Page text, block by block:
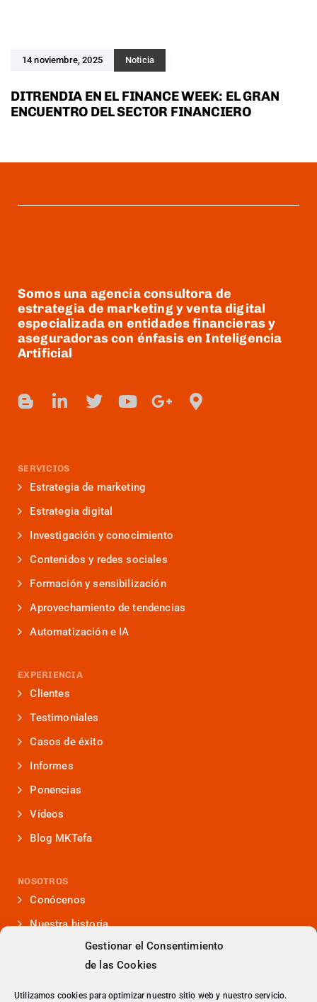
Gestionar el Consentimiento
de las Cookies
Utilizamos cookies para optimizar nuestro sitio web y nuestro servicio.
14 noviembre, 2025 Noticia
DITRENDIA EN EL FINANCE WEEK: EL GRAN
ENCUENTRO DEL SECTOR FINANCIERO
Somos una agencia consultora de
estrategia de marketing y venta digital
especializada en entidades financieras y
aseguradoras con énfasis en Inteligencia
Artificial
SERVICIOS
Estrategia de marketing
Estrategia digital
Investigación y conocimiento
Contenidos y redes sociales
Formación y sensibilización
Aprovechamiento de tendencias
Automatización e IA
EXPERIENCIA
Clientes
Testimoniales
Casos de éxito
Informes
Ponencias
Vídeos
Blog MKTefa
NOSOTROS
Conócenos
Nuestra historia
Iniciativas que lideramos
Noticias y eventos
Presencia en medios